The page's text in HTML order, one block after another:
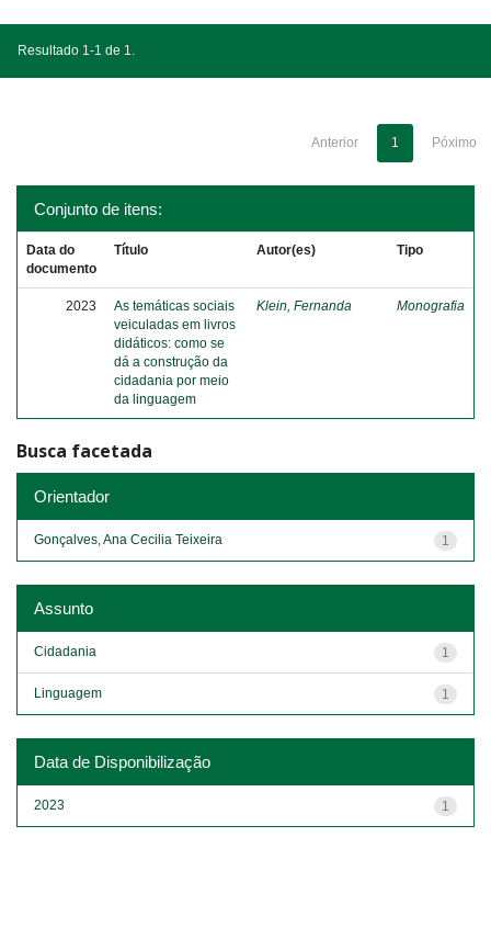
Resultado 1-1 de 1.
Anterior 1 Póximo
Conjunto de itens:
Data do
documento
Título Autor(es) Tipo
2023
As temáticas sociais
veiculadas em livros
didáticos: como se
dá a construção da
cidadania por meio
da linguagem
Klein, Fernanda Monografia
Busca facetada
Orientador
1
Gonçalves, Ana Cecilia Teixeira
Assunto
1
Cidadania
1
Linguagem
Data de Disponibilização
1
2023